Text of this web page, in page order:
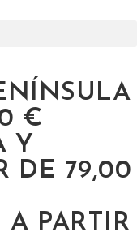
€
Y
DE 79,00
PARTIR